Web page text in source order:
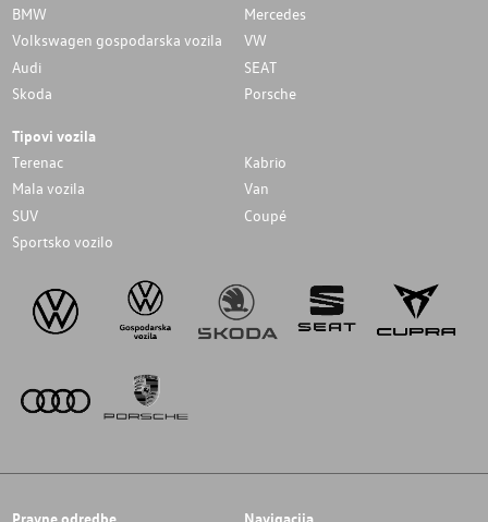
BMW
Mercedes
Volkswagen gospodarska vozila
VW
Audi
SEAT
Skoda
Porsche
Tipovi vozila
Terenac
Kabrio
Mala vozila
Van
SUV
Coupé
Sportsko vozilo
Pravne odredbe Navigacija